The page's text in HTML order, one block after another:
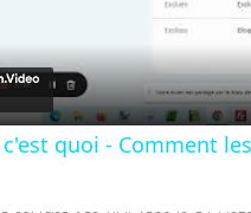
quoi - Comment